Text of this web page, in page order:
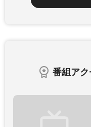
番組アク